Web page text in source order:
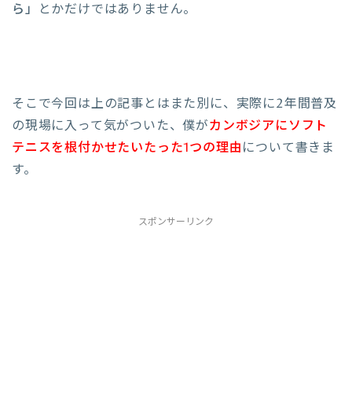
ら」
とかだけではありません。
そこで今回は上の記事とはまた別に、実際に2年間普及
の現場に入って気がついた、僕がカンボジアにソフト
テニスを根付かせたいたった1つの理由について書きま
す。
スポンサーリンク